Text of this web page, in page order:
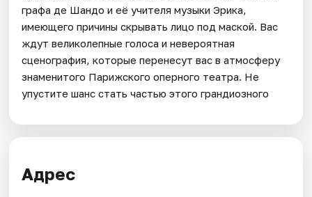
графа де Шандо и её учителя музыки Эрика,
имеющего причины скрывать лицо под маской. Вас
ждут великолепные голоса и невероятная
сценография, которые перенесут вас в атмосферу
знаменитого Парижского оперного театра. Не
упустите шанс стать частью этого грандиозного
Адрес